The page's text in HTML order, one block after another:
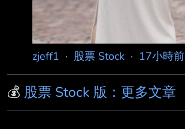
zjeff1 · 股票 Stock · 17小時前
💰 股票 Stock 版：更多文章